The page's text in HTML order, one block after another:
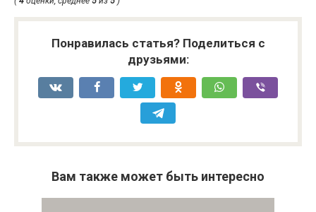
Понравилась статья? Поделиться с
друзьями:
Вам также может быть интересно